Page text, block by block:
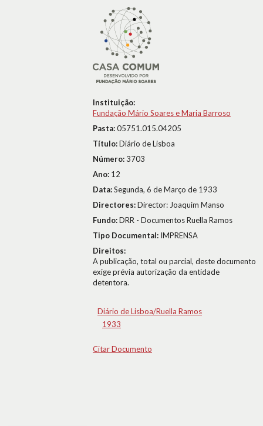
Instituição:
Fundação Mário Soares e Maria Barroso
Pasta:05751.015.04205
Título:Diário de Lisboa
Número:3703
Ano: 12
Data:Segunda, 6 de Março de 1933
Directores:Director: Joaquim Manso
Fundo:DRR - Documentos Ruella Ramos
Tipo Documental: IMPRENSA
Direitos:
A publicação, total ou parcial, deste documento
exige prévia autorização da entidade
detentora.
Diário de Lisboa/Ruella Ramos
1933
Citar Documento